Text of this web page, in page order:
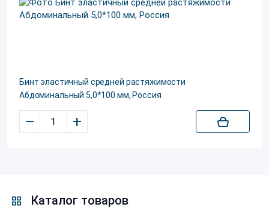
Бинт эластичный средней растяжимости
Абдоминальный 5,0*100 мм, Россия
– +
Каталог товаров